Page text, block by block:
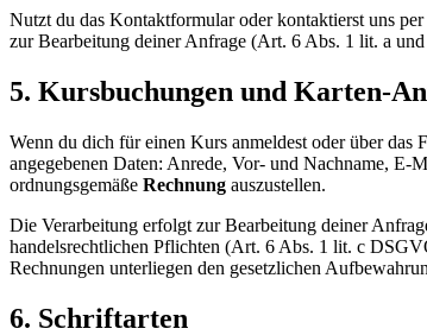
Nutzt du das Kontaktformular oder kontaktierst uns
zur Bearbeitung deiner Anfrage (Art. 6 Abs. 1 lit. a
5. Kursbuchungen und Karten-
Wenn du dich für einen Kurs anmeldest oder über das
angegebenen Daten: Anrede, Vor- und Nachname, E-
ordnungsgemäße Rechnung auszustellen.
Die Verarbeitung erfolgt zur Bearbeitung deiner
handelsrechtlichen Pflichten (Art. 6 Abs. 1 lit. c
Rechnungen unterliegen den gesetzlichen
6. Schriftarten